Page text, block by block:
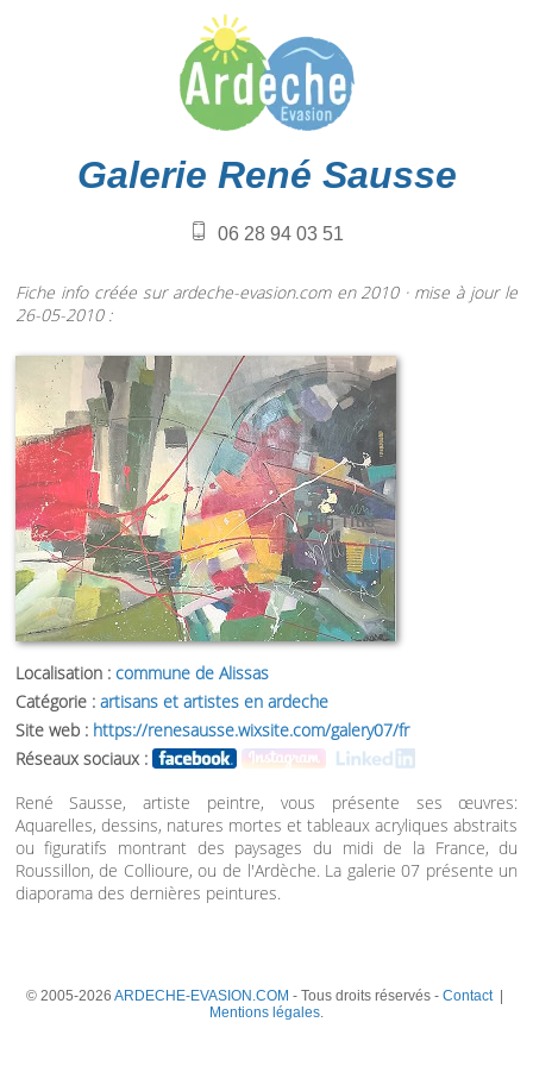
Galerie René Sausse
06 28 94 03 51
Fiche info créée sur ardeche-evasion.com en 2010 · mise à jour le
26-05-2010 :
Localisation : commune de Alissas
Catégorie : artisans et artistes en ardeche
Site web : https://renesausse.wixsite.com/galery07/fr
Réseaux sociaux :
René Sausse, artiste peintre, vous présente ses œuvres:
Aquarelles, dessins, natures mortes et tableaux acryliques abstraits
ou figuratifs montrant des paysages du midi de la France, du
Roussillon, de Collioure, ou de l'Ardèche. La galerie 07 présente un
diaporama des dernières peintures.
© 2005-2026 ARDECHE-EVASION.COM - Tous droits réservés - Contact|
Mentions légales.